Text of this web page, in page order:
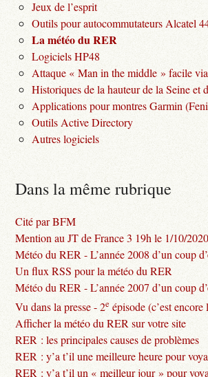
Jeux de l’esprit
Outils pour autocommutateurs Alcatel
La météo du RER
Logiciels HP48
Attaque « Man in the middle » facile
Historiques de la hauteur de la Seine et
Applications pour montres Garmin
Outils Active Directory
Autres logiciels
Dans la même rubrique
Cité par BFM
Mention au JT de France 3 19h le 1/10/2020
Météo du RER - L’année 2008 d’un coup
Un flux RSS pour la météo du RER
Météo du RER - L’année 2007 d’un coup
Vu dans la presse - 2e épisode (c’est
Afficher la météo du RER sur votre site
RER : les principales causes de problèmes
RER : y’a t’il une meilleure heure pour
RER : y’a t’il un « meilleur jour » pour